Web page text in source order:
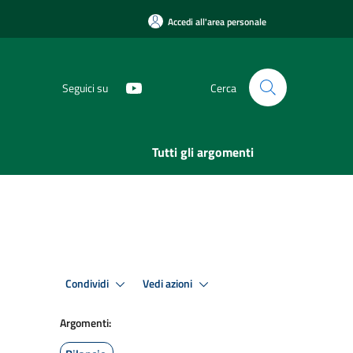
Accedi all'area personale
Seguici su Cerca
Tutti gli argomenti
Condividi Vedi azioni
Argomenti: